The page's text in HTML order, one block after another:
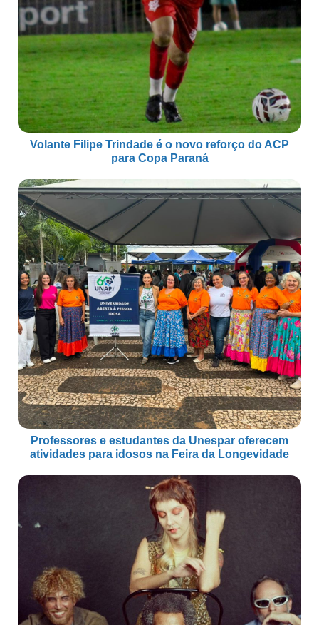
Volante Filipe Trindade é o novo reforço do ACP
para Copa Paraná
Professores e estudantes da Unespar oferecem
atividades para idosos na Feira da Longevidade